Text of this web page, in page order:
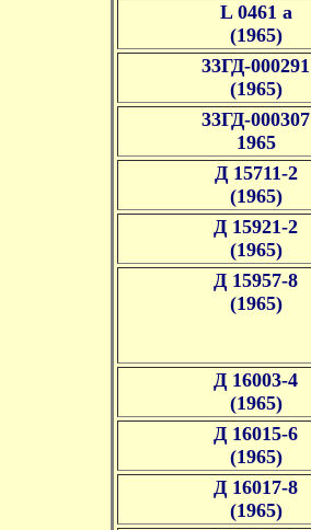
L 0461 a
(1965)
33ГД-000291
(1965)
33ГД-000307
1965
Д 15711-2
(1965)
Д 15921-2
(1965)
Д 15957-8
(1965)
Д 16003-4
(1965)
Д 16015-6
(1965)
Д 16017-8
(1965)